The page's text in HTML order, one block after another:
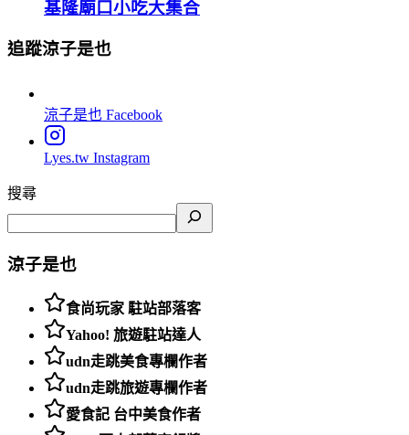
基隆廟口小吃大集合
追蹤涼子是也
涼子是也 Facebook
Lyes.tw Instagram
搜尋
涼子是也
食尚玩家 駐站部落客
Yahoo! 旅遊駐站達人
udn走跳美食專欄作者
udn走跳旅遊專欄作者
愛食記 台中美食作者